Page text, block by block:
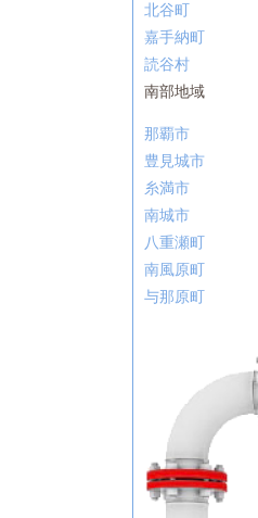
北谷町
嘉手納町
読谷村
南部地域
那覇市
豊見城市
糸満市
南城市
八重瀬町
南風原町
与那原町